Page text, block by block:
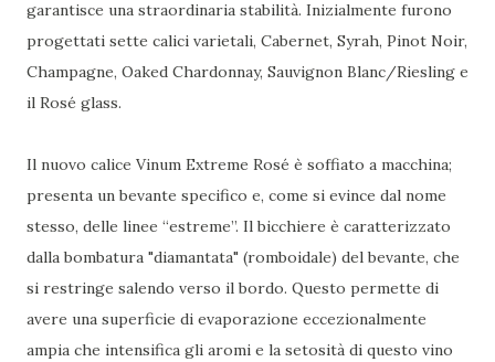
garantisce una straordinaria stabilità. Inizialmente furono
progettati sette calici varietali, Cabernet, Syrah, Pinot Noir,
Champagne, Oaked Chardonnay, Sauvignon Blanc/Riesling e
il Rosé glass.
Il nuovo calice Vinum Extreme Rosé è soffiato a macchina;
presenta un bevante specifico e, come si evince dal nome
stesso, delle linee “estreme”. Il bicchiere è caratterizzato
dalla bombatura "diamantata" (romboidale) del bevante, che
si restringe salendo verso il bordo. Questo permette di
avere una superficie di evaporazione eccezionalmente
ampia che intensifica gli aromi e la setosità di questo vino